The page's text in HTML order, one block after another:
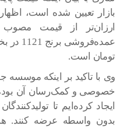
بازار تعیین شده است،
ارزان‌تر از قیمت
تومان است.
وی با تاکید بر اینکه موسسه
خصوصی و کمک‌رسان آن بوده
ایجاد کرده‌ایم تا
بدون واسطه عرضه کنند.